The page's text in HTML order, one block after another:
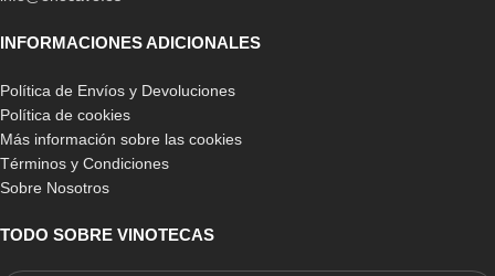
INFORMACIONES ADICIONALES
Política de Envíos y Devoluciones
Política de cookies
Más información sobre las cookies
Términos y Condiciones
Sobre Nosotros
TODO SOBRE VINOTECAS